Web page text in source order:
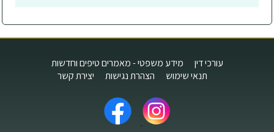
עורכי דין
מידע משפטי - מאמרים טיפים וחדשות
תנאי שימוש
הצהרת נגישות יצירת קשר